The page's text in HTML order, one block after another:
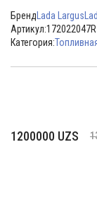
Бренд Lada Largus
Артикул:172022047R
Категория:
1200000 UZS
Текущая